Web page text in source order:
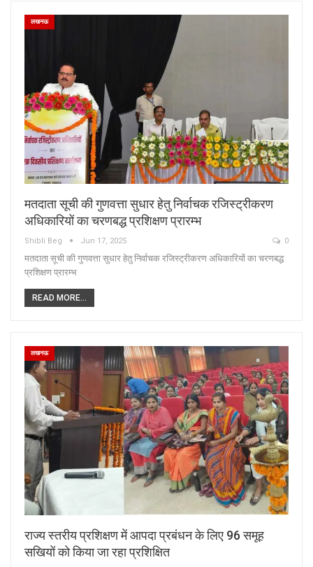
लखनऊ
मतदाता सूची की गुणवत्ता सुधार हेतु निर्वाचक रजिस्ट्रीकरण
अधिकारियों का चरणबद्ध प्रशिक्षण प्रारम्भ
Shibli Beg Jun 17, 2025 0
मतदाता सूची की गुणवत्ता सुधार हेतु निर्वाचक रजिस्ट्रीकरण अधिकारियों का चरणबद्ध
प्रशिक्षण प्रारम्भ
READ MORE...
लखनऊ
राज्य स्तरीय प्रशिक्षण में आपदा प्रबंधन के लिए 96 समूह
सखियों को किया जा रहा प्रशिक्षित